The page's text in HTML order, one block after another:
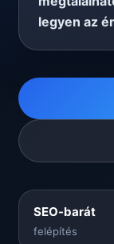
legyen az
SEO-barát
felépítés